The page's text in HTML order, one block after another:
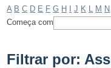
A B C D E F G H J K M N
Começa com
Filtrar por: